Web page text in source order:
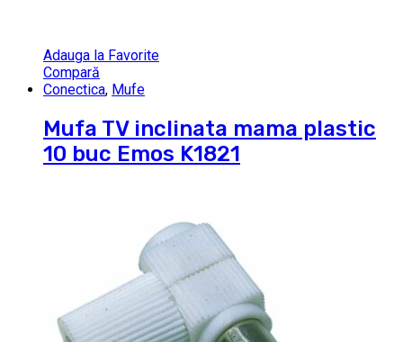
Adauga la Favorite
Compară
Conectica, Mufe
Mufa TV inclinata mama plastic
10 buc Emos K1821